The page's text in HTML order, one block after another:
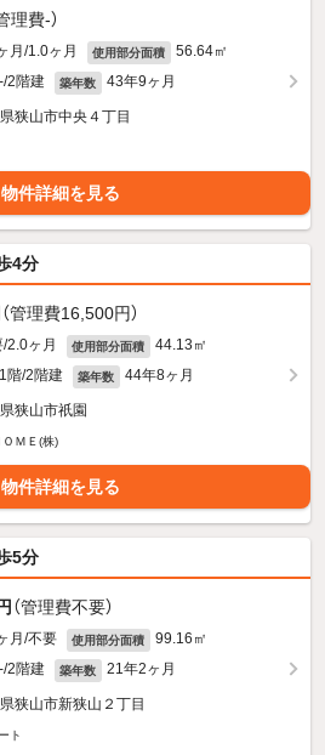
理費-）
月/1.0ヶ月 使用部分面積 56.64㎡
-/2階建 築年数 43年9ヶ月
狭山市中央４丁目
物件詳細を見る
4分
（管理費16,500円）
2.0ヶ月 使用部分面積 44.13㎡
1階/2階建 築年数 44年8ヶ月
狭山市祇園
ＭＥ(株)
物件詳細を見る
5分
（管理費不要）
月/不要 使用部分面積 99.16㎡
-/2階建 築年数 21年2ヶ月
狭山市新狭山２丁目
ト